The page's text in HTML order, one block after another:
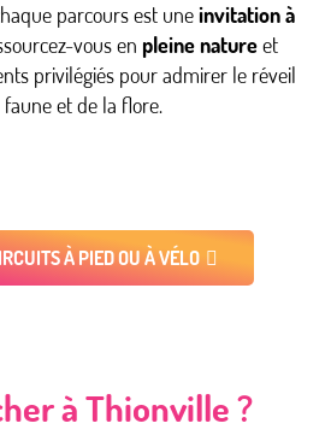
parcours est uneinvitation à
vous en pleine natureet
privilégiés pour admirer le réveil
faune et de la flore.
À PIED OU À VÉLO
à Thionville ?